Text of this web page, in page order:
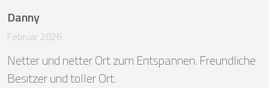
Danny
Februar 2026
Netter und netter Ort zum Entspannen. Freundliche
Besitzer und toller Ort.